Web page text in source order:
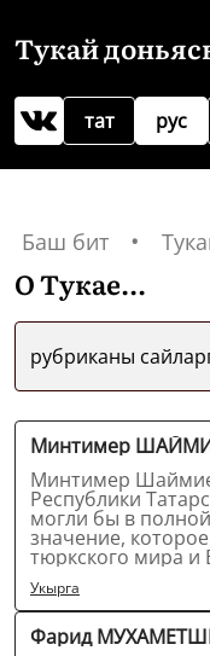
Тукай
рус
тат
Баш бит
О Тукае...
рубриканы
Минтимер
Минтимер
Республики Татарстан: Нет таких
могли бы в
значение,
тюркского мира и
Укырга
Фарид